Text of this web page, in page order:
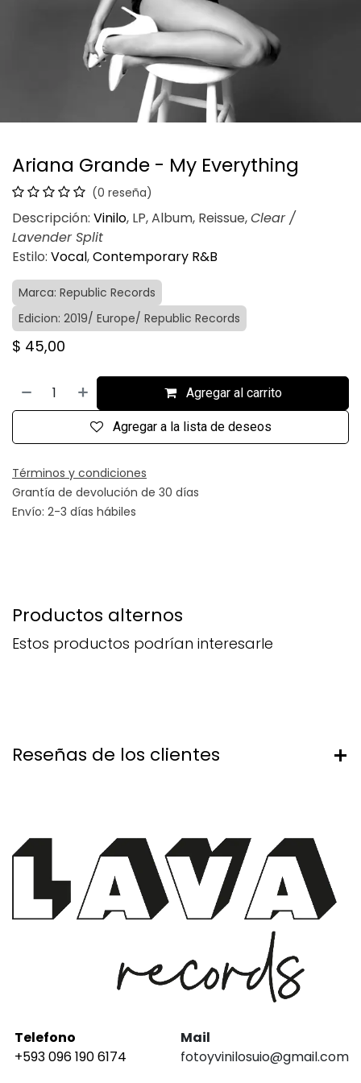
Ariana Grande - My Everything
(0 reseña)
Descripción: Vinilo, LP, Album, Reissue,Clear /
Lavender Split
Estilo: Vocal,Contemporary R&B
Marca: Republic Records
Edicion: 2019/ Europe/ Republic Records
$ 45,00
Agregar al carrito
Agregar a la lista de deseos
Términos y condiciones
Grantía de devolución de 30 días
Envío: 2-3 días hábiles
Productos alternos
Estos productos podrían interesarle
Reseñas de los clientes
Telefono
+593 096 190 6174
Mail
fotoyvinilosuio@gmail.com